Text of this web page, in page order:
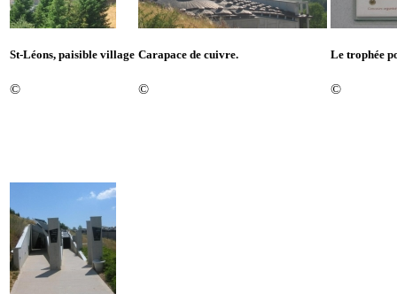
St-Léons, paisible village
©
Carapace de cuivre.
©
Le trophée
©